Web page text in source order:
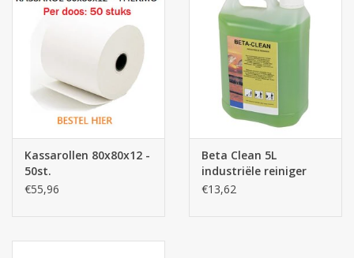
Kassarollen 80x80x12 -
50st.
€55,96
Beta Clean 5L
industriële reiniger
€13,62